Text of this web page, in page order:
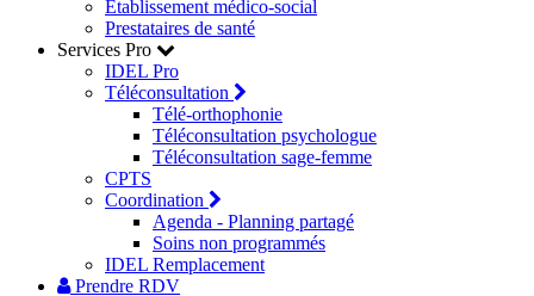
Etablissement médico-social
Prestataires de santé
Services Pro
IDEL Pro
Téléconsultation
Télé-orthophonie
Téléconsultation psychologue
Téléconsultation sage-femme
CPTS
Coordination
Agenda - Planning partagé
Soins non programmés
IDEL Remplacement
Prendre RDV